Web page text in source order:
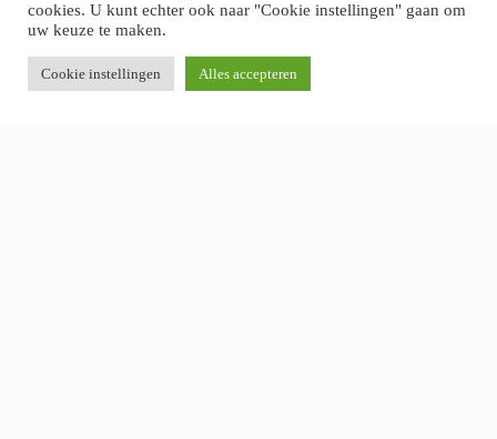
cookies. U kunt echter ook naar "Cookie instellingen" gaan om
uw keuze te maken.
Cookie instellingen Alles accepteren